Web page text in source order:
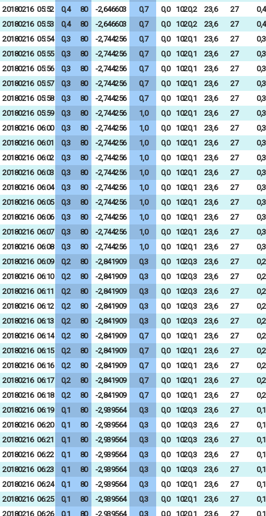
20180216 05:52 0,4 80 -2,646603 0,7 0,0 1020,2 23,6 27
0,4
20180216 05:53 0,4 80 -2,646603 0,7 0,0 1020,2 23,6 27
0,4
20180216 05:54 0,3 80 -2,744256 0,7 0,0 1020,1 23,6 27
0,3
20180216 05:55 0,3 80 -2,744256 0,7 0,0 1020,1 23,6 27
0,3
20180216 05:56 0,3 80 -2,744256 0,7 0,0 1020,1 23,6 27
0,3
20180216 05:57 0,3 80 -2,744256 0,7 0,0 1020,1 23,6 27
0,3
20180216 05:58 0,3 80 -2,744256 0,7 0,0 1020,1 23,6 27
0,3
20180216 05:59 0,3 80 -2,744256 1,0 0,0 1020,1 23,6 27
0,3
20180216 06:00 0,3 80 -2,744256 1,0 0,0 1020,1 23,6 27
0,3
20180216 06:01 0,3 80 -2,744256 1,0 0,0 1020,1 23,6 27
0,3
20180216 06:02 0,3 80 -2,744256 1,0 0,0 1020,1 23,6 27
0,3
20180216 06:03 0,3 80 -2,744256 1,0 0,0 1020,1 23,6 27
0,3
20180216 06:04 0,3 80 -2,744256 1,0 0,0 1020,1 23,6 27
0,3
20180216 06:05 0,3 80 -2,744256 1,0 0,0 1020,1 23,6 27
0,3
20180216 06:06 0,3 80 -2,744256 1,0 0,0 1020,1 23,6 27
0,3
20180216 06:07 0,3 80 -2,744256 1,0 0,0 1020,1 23,6 27
0,3
20180216 06:08 0,3 80 -2,744256 1,0 0,0 1020,1 23,6 27
0,3
20180216 06:09 0,2 80 -2,841909 0,3 0,0 1020,3 23,6 27
0,2
20180216 06:10 0,2 80 -2,841909 0,3 0,0 1020,3 23,6 27
0,2
20180216 06:11 0,2 80 -2,841909 0,3 0,0 1020,3 23,6 27
0,2
20180216 06:12 0,2 80 -2,841909 0,3 0,0 1020,3 23,6 27
0,2
20180216 06:13 0,2 80 -2,841909 0,3 0,0 1020,3 23,6 27
0,2
20180216 06:14 0,2 80 -2,841909 0,7 0,0 1020,1 23,6 27
0,2
20180216 06:15 0,2 80 -2,841909 0,7 0,0 1020,1 23,6 27
0,2
20180216 06:16 0,2 80 -2,841909 0,7 0,0 1020,1 23,6 27
0,2
20180216 06:17 0,2 80 -2,841909 0,7 0,0 1020,1 23,6 27
0,2
20180216 06:18 0,2 80 -2,841909 0,7 0,0 1020,1 23,6 27
0,2
20180216 06:19 0,1 80 -2,939564 0,3 0,0 1020,3 23,6 27
0,1
20180216 06:20 0,1 80 -2,939564 0,3 0,0 1020,3 23,6 27
0,1
20180216 06:21 0,1 80 -2,939564 0,3 0,0 1020,3 23,6 27
0,1
20180216 06:22 0,1 80 -2,939564 0,3 0,0 1020,3 23,6 27
0,1
20180216 06:23 0,1 80 -2,939564 0,3 0,0 1020,3 23,6 27
0,1
20180216 06:24 0,1 80 -2,939564 0,3 0,0 1020,1 23,6 27
0,1
20180216 06:25 0,1 80 -2,939564 0,3 0,0 1020,1 23,6 27
0,1
20180216 06:26 0,1 80 -2,939564 0,3 0,0 1020,1 23,6 27
0,1